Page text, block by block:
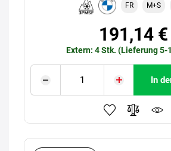
FR M+S
191,14 €
Extern: 4 Stk. (Lieferung 5-
In